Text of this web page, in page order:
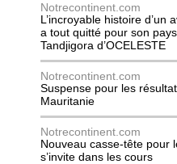
Notrecontinent.com
L’incroyable histoire d’un
a tout quitté pour son
Tandjigora d’OCELESTE
Notrecontinent.com
Suspense pour les
Mauritanie
Notrecontinent.com
Nouveau casse-tête pour
s’invite dans les cours